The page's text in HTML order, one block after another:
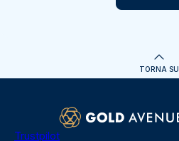
TORNA SU
Trustpilot